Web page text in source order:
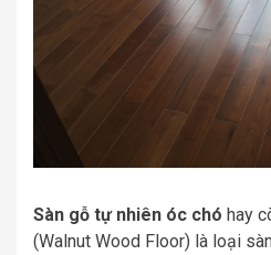
Sàn gỗ tự nhiên óc chó hay
(Walnut Wood Floor) là loại